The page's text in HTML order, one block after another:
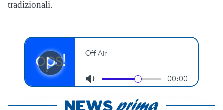
tradizionali.